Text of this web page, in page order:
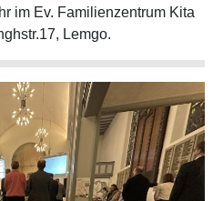
im Ev. Familienzentrum Kita
Lemgo.